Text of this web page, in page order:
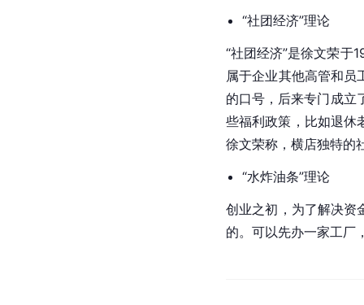
“社团经济”理论
“社团经济”是徐文荣于
属于企业其他高管和员
的口号，后来专门成立
些福利政策，比如退休
徐文荣称，横店独特的
“水炸油条”理论
创业之初，为了解决资
的。可以先办一家工厂